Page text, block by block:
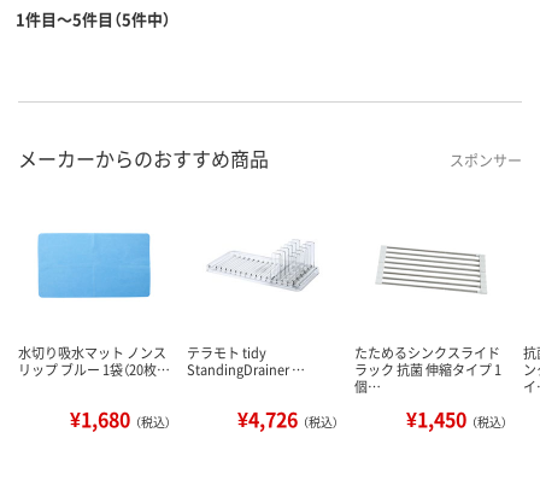
1件目～5件目（5件中）
メーカーからのおすすめ商品 スポンサー
水切り吸水マット ノンス
リップ ブルー 1袋（20枚…
¥1,680 （税込）
テラモト tidy
StandingDrainer …
¥4,726 （税込）
たためるシンクスライド
ラック 抗菌 伸縮タイプ 1
個…
¥1,450 （税込）
抗
ン